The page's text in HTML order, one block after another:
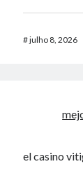
#julho 8, 2026
el casino